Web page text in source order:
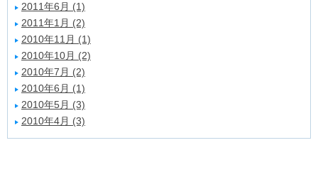
2011年6月 (1)
2011年1月 (2)
2010年11月 (1)
2010年10月 (2)
2010年7月 (2)
2010年6月 (1)
2010年5月 (3)
2010年4月 (3)